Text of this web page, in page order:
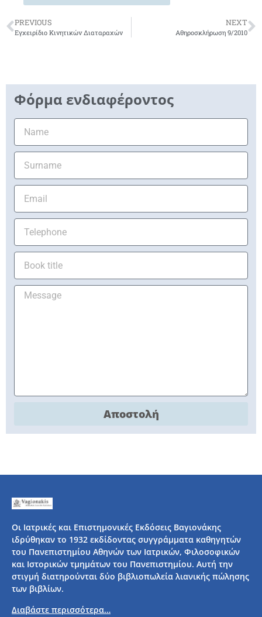
PREVIOUS
Εγχειρίδιο Κινητικών Διαταραχών
NEXT
Αθηροσκλήρωση 9/2010
Φόρμα ενδιαφέροντος
Αποστολή
Οι Ιατρικές και Επιστημονικές Εκδόσεις Βαγιονάκης
ιδρύθηκαν το 1932 εκδίδοντας συγγράμματα καθηγητών
του Πανεπιστημίου Αθηνών των Ιατρικών, Φιλοσοφικών
και Ιστορικών τμημάτων του Πανεπιστημίου. Αυτή την
στιγμή διατηρούνται δύο βιβλιοπωλεία λιανικής πώλησης
των βιβλίων.
Διαβάστε περισσότερα…